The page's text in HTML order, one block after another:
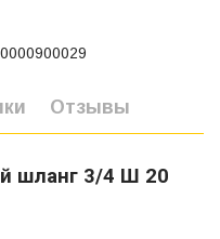
Отзывы
шланг 3/4 Ш 20